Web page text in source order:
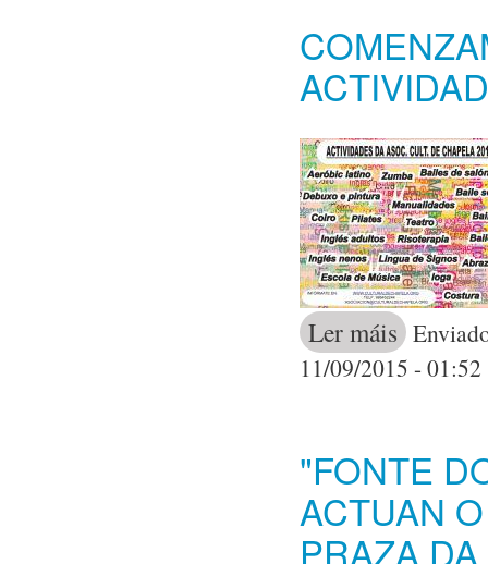
Ler máis acerca de
11/09/2015 - 01:52
"FONTE
ACTUAN
PRAZA